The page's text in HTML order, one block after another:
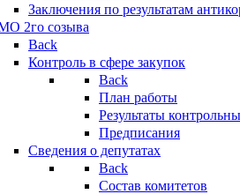
Заключения по результатам
2го созыва
Back
Контроль в сфере закупок
Back
План работы
Результаты
Предписания
Сведения о депутатах
Back
Состав комитетов